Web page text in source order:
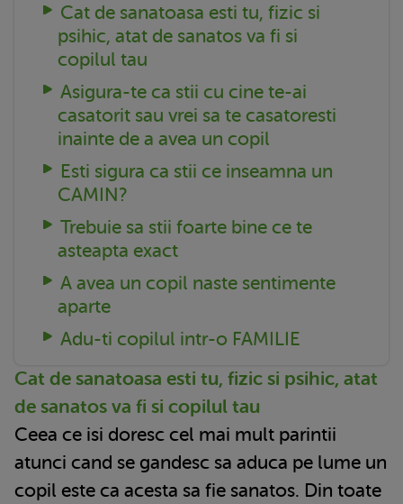
Cat de sanatoasa esti tu, fizic si
psihic, atat de sanatos va fi si
copilul tau
Asigura-te ca stii cu cine te-ai
casatorit sau vrei sa te casatoresti
inainte de a avea un copil
Esti sigura ca stii ce inseamna un
CAMIN?
Trebuie sa stii foarte bine ce te
asteapta exact
A avea un copil naste sentimente
aparte
Adu-ti copilul intr-o FAMILIE
Cat de sanatoasa esti tu, fizic si psihic, atat
de sanatos va fi si copilul tau
Ceea ce isi doresc cel mai mult parintii
atunci cand se gandesc sa aduca pe lume un
copil este ca acesta sa fie sanatos. Din toate